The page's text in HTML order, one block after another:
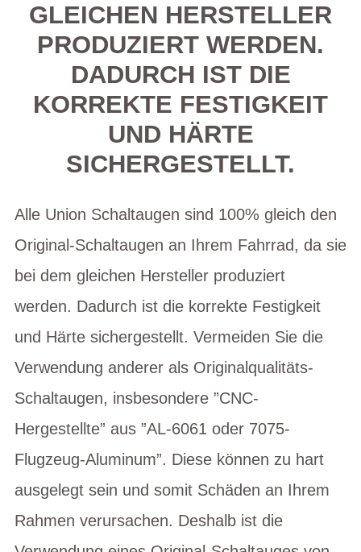
GLEICHEN HERSTELLER
PRODUZIERT WERDEN.
DADURCH IST DIE
KORREKTE FESTIGKEIT
UND HÄRTE
SICHERGESTELLT.
Alle Union Schaltaugen sind 100% gleich den
Original-Schaltaugen an Ihrem Fahrrad, da sie
bei dem gleichen Hersteller produziert
werden. Dadurch ist die korrekte Festigkeit
und Härte sichergestellt. Vermeiden Sie die
Verwendung anderer als Originalqualitäts-
Schaltaugen, insbesondere ”CNC-
Hergestellte” aus ”AL-6061 oder 7075-
Flugzeug-Aluminum”. Diese können zu hart
ausgelegt sein und somit Schäden an Ihrem
Rahmen verursachen. Deshalb ist die